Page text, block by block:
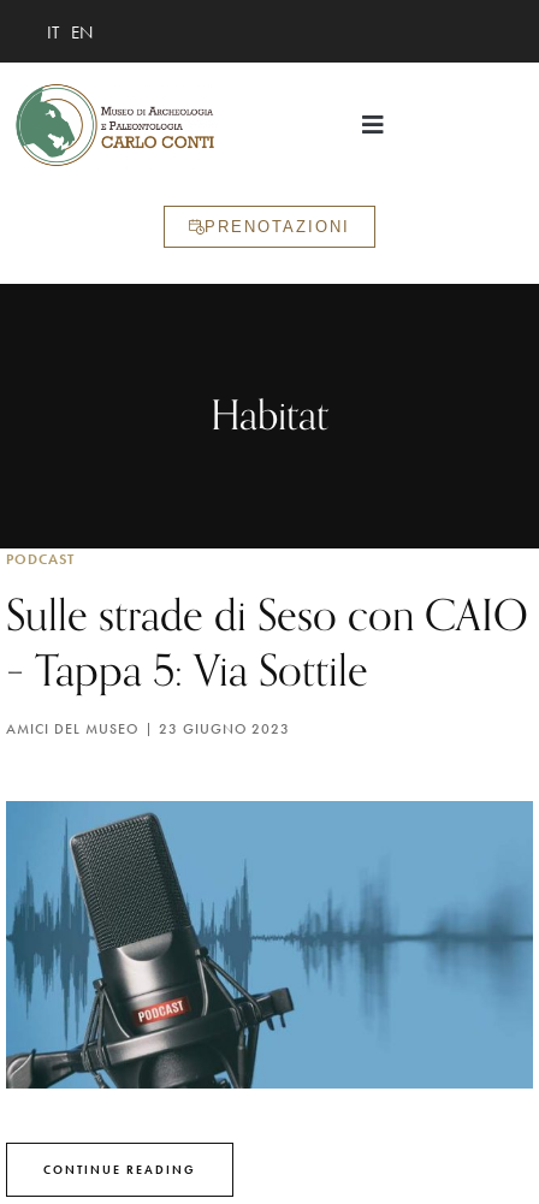
IT EN
PRENOTAZIONI
Habitat
PODCAST
Sulle strade di Seso con CAIO
– Tappa 5: Via Sottile
AMICI DEL MUSEO 23 GIUGNO 2023
CONTINUE READING